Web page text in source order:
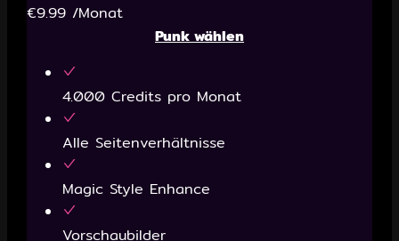
€9.99 /Monat
Punk wählen
4.000 Credits pro Monat
Alle Seitenverhältnisse
Magic Style Enhance
Vorschaubilder